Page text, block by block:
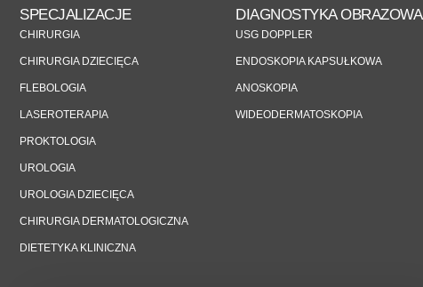
SPECJALIZACJE
CHIRURGIA
CHIRURGIA DZIECIĘCA
FLEBOLOGIA
LASEROTERAPIA
PROKTOLOGIA
UROLOGIA
UROLOGIA DZIECIĘCA
CHIRURGIA DERMATOLOGICZNA
DIETETYKA KLINICZNA
DIAGNOSTYKA OBRAZOWA
USG DOPPLER
ENDOSKOPIA KAPSUŁKOWA
ANOSKOPIA
WIDEODERMATOSKOPIA